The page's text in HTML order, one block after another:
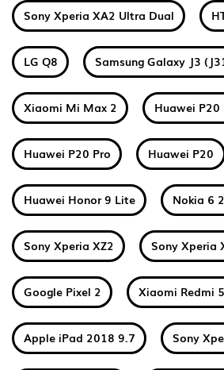
Sony Xperia XA2 Ultra Dual
LG Q8 Samsung Galaxy J3
Xiaomi Mi Max 2 Huawei P20
Huawei P20 Pro Huawei P20
Huawei Honor 9 Lite Nokia 6
Sony Xperia XZ2 Sony Xperia
Google Pixel 2 Xiaomi Redmi
Apple iPad 2018 9.7 Sony